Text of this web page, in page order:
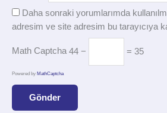
Daha sonraki yorumlarımda
adresim ve site adresim bu tarayıcıya
Math Captcha 44 − = 35
Powered by MathCaptcha